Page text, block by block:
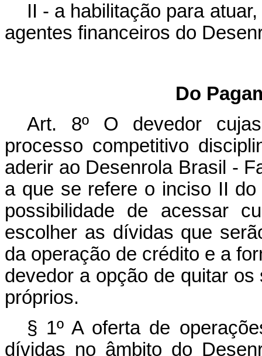
II - a habilitação para
agentes financeiros do
Do
Art. 8º
O devedor
processo competitivo
aderir ao Desenrola Brasil -
a que se refere o inciso II
possibilidade de acessar
escolher as dívidas que
da operação de crédito e a
devedor a opção de quitar
próprios.
§ 1º A oferta de
dívidas no âmbito do